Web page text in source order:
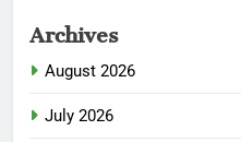
Archives
August 2026
July 2026